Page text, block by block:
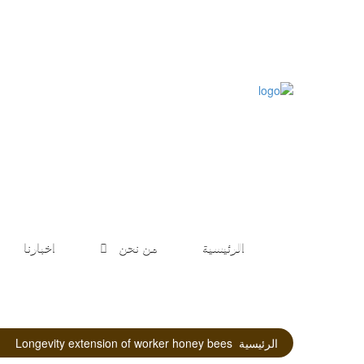
الرئيسية من نحن اخبارنا
الرئيسية